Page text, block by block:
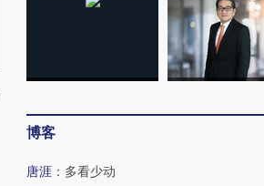
博客
唐涯 ： 多看少动